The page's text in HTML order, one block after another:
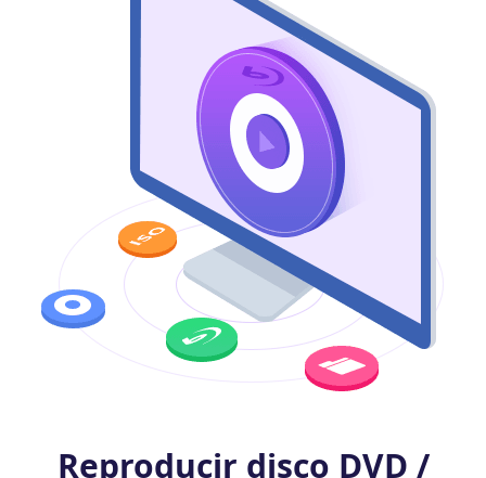
Reproducir disco DVD /